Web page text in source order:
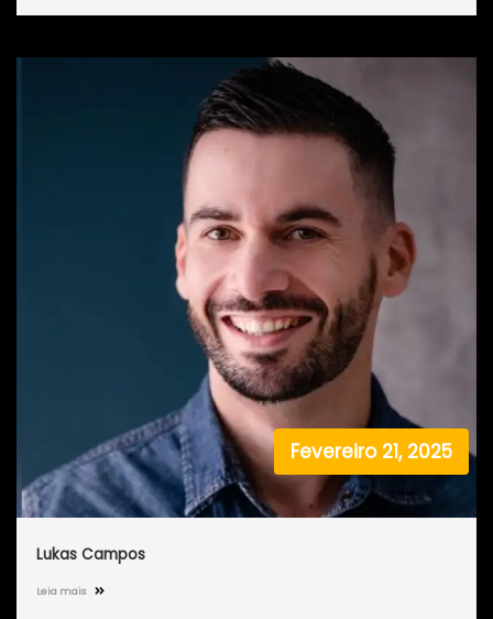
Fevereiro 21, 2025
Lukas Campos
Leia mais